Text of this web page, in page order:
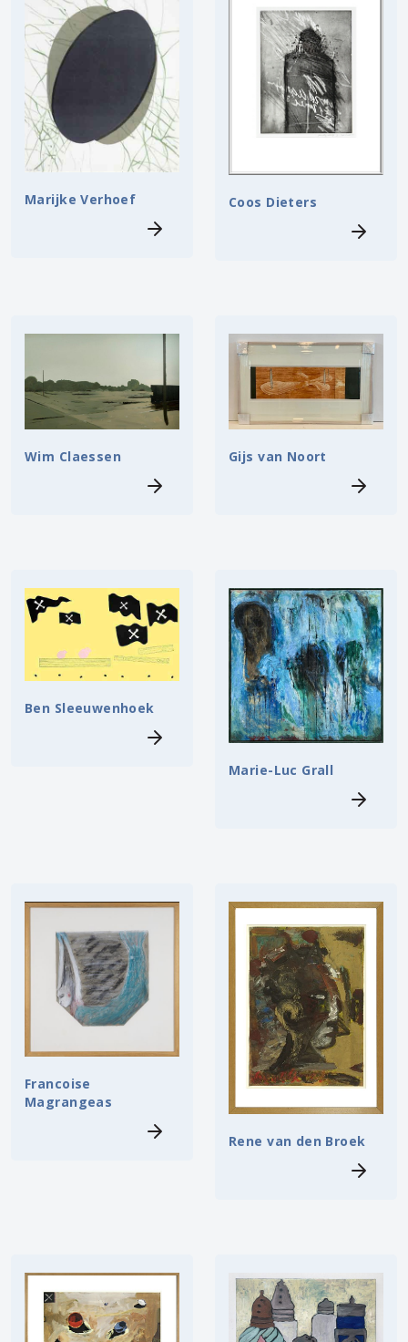
Marijke Verhoef Coos Dieters
Wim Claessen Gijs van Noort
Ben Sleeuwenhoek
Marie-Luc Grall
Francoise
Magrangeas
Rene van den Broek